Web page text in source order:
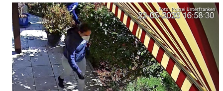
Foto: Polizei Unterfranken